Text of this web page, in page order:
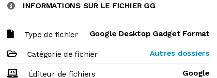
INFORMATIONS SUR LE FICHIER GG
Type de fichier Google Desktop Gadget Format
Catégorie de fichier Autres dossiers
Éditeur de fichiers Google